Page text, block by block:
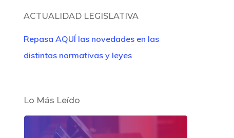
ACTUALIDAD LEGISLATIVA
Repasa AQUÍ las novedades en las
distintas normativas y leyes
Lo Más Leído